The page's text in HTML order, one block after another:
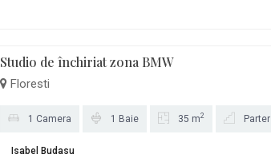
Studio de închiriat zona BMW
Floresti
1 Camera 1 Baie 35 m2 Parter
Isabel Budasu